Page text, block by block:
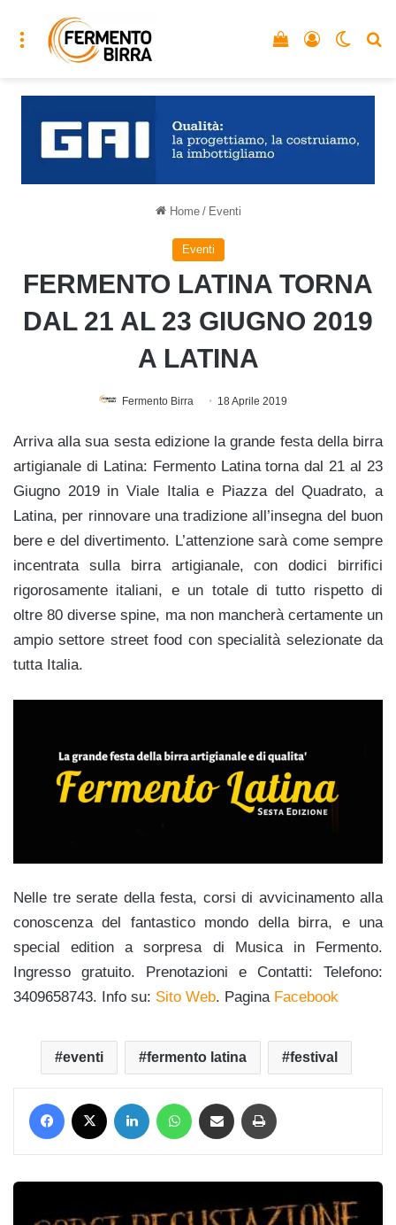
Menu Accedi
Vedi il carrello
Home / Eventi
Eventi
FERMENTO LATINA TORNA
DAL 21 AL 23 GIUGNO 2019
A LATINA
Fermento Birra 18 Aprile 2019
Arriva alla sua sesta edizione la grande festa della birra
artigianale di Latina: Fermento Latina torna dal 21 al 23
Giugno 2019 in Viale Italia e Piazza del Quadrato, a
Latina, per rinnovare una tradizione all’insegna del buon
bere e del divertimento. L’attenzione sarà come sempre
incentrata sulla birra artigianale, con dodici birrifici
rigorosamente italiani, e un totale di tutto rispetto di
oltre 80 diverse spine, ma non mancherà certamente un
ampio settore street food con specialità selezionate da
tutta Italia.
Nelle tre serate della festa, corsi di avvicinamento alla
conoscenza del fantastico mondo della birra, e una
special edition a sorpresa di Musica in Fermento.
Ingresso gratuito. Prenotazioni e Contatti: Telefono:
3409658743. Info su: Sito Web. Pagina Facebook
eventi fermento latina festival
Facebook LinkedIn WhatsApp Condividi via mail